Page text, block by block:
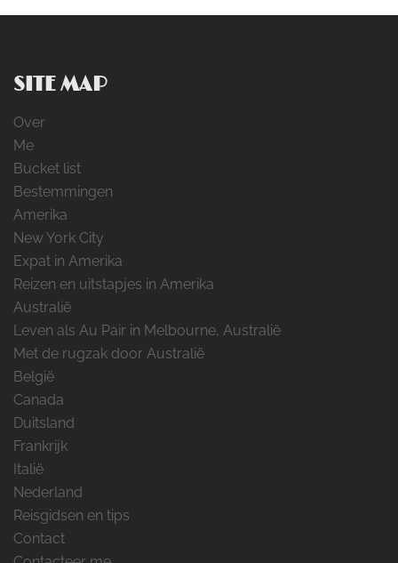
SITE MAP
Over
Me
Bucket list
Bestemmingen
Amerika
New York City
Expat in Amerika
Reizen en uitstapjes in Amerika
Australië
Leven als Au Pair in Melbourne, Australië
Met de rugzak door Australië
België
Canada
Duitsland
Frankrijk
Italië
Nederland
Reisgidsen en tips
Contact